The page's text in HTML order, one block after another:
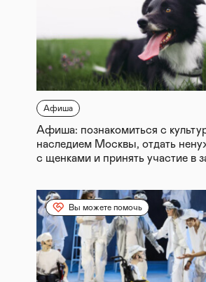
Афиша
Афиша: познакомиться с
наследием Москвы, отдать
с щенками и принять участие в
Вы можете помочь